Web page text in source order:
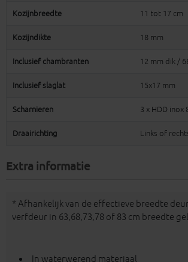
Kozijnbreedte 11 tot 17 cm
Kozijndikte 18 mm
Inclusief chambranten 12 mm dik /
Inclusief slaglat 15x17 mm
Scharnieren 3 x HDD inox
Draairichting Links of
Extra informatie
* Afhankelijk van de effectieve breedte
verfdeur in 63,68,73,78 of 83 cm breedte
In waterwerend materiaal